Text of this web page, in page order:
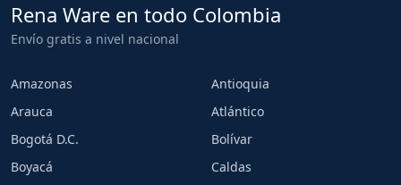
Rena Ware en todo Colombia
Envío gratis a nivel nacional
Amazonas
Antioquia
Arauca
Atlántico
Bogotá D.C.
Bolívar
Boyacá
Caldas